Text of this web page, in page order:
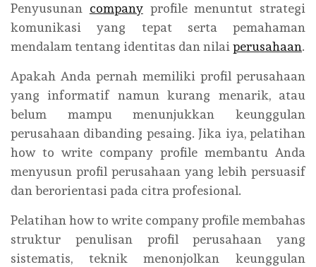
Penyusunan companyprofile menuntut strategi
komunikasi yang tepat serta pemahaman
mendalam tentang identitas dan nilaiperusahaan.
Apakah Anda pernah memiliki profil perusahaan
yang informatif namun kurang menarik, atau
belum mampu menunjukkan keunggulan
perusahaan dibanding pesaing. Jika iya, pelatihan
how to write company profile membantu Anda
menyusun profil perusahaan yang lebih persuasif
dan berorientasi pada citra profesional.
Pelatihan how to write company profile membahas
struktur penulisan profil perusahaan yang
sistematis, teknik menonjolkan keunggulan